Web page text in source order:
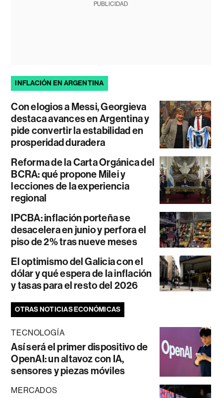
PUBLICIDAD
INFLACIÓN EN ARGENTINA
Con elogios a Messi, Georgieva
destaca avances en Argentina y
pide convertir la estabilidad en
prosperidad duradera
Reforma de la Carta Orgánica del
BCRA: qué propone Milei y
lecciones de la experiencia
regional
IPCBA: inflación porteña se
desacelera en junio y perfora el
piso de 2% tras nueve meses
El optimismo del Galicia con el
dólar y qué espera de la inflación
y tasas para el resto del 2026
OTRAS NOTICIAS ECONÓMICAS
TECNOLOGÍA
Así será el primer dispositivo de
OpenAI: un altavoz con IA,
sensores y piezas móviles
MERCADOS